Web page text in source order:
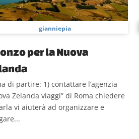
gianniepia
per la Nuova
di partire: 1) contattare l’agenzia
Zelanda viaggi” di Roma chiedere
vi aiuterà ad organizzare e